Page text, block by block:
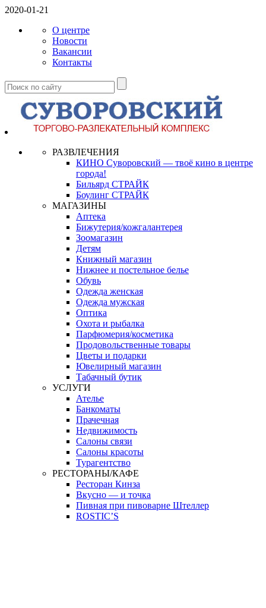
2020-01-21
О центре
Новости
Вакансии
Контакты
РАЗВЛЕЧЕНИЯ
КИНО Суворовский — твоё кино в центре
города!
Бильярд СТРАЙК
Боулинг СТРАЙК
МАГАЗИНЫ
Аптека
Бижутерия/кожгалантерея
Зоомагазин
Детям
Книжный магазин
Нижнее и постельное белье
Обувь
Одежда женская
Одежда мужская
Оптика
Охота и рыбалка
Парфюмерия/косметика
Продовольственные товары
Цветы и подарки
Ювелирный магазин
Табачный бутик
УСЛУГИ
Ателье
Банкоматы
Прачечная
Недвижимость
Салоны связи
Салоны красоты
Турагентство
РЕСТОРАНЫ/КАФЕ
Ресторан Кинза
Вкусно — и точка
Пивная при пивоварне Штеллер
ROSTIC’S